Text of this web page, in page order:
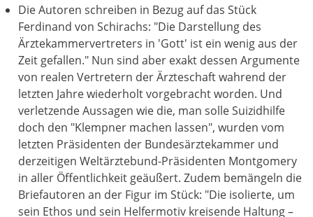
Die Autoren schreiben in Bezug auf das Stück
Ferdinand von Schirachs: "Die Darstellung des
Ärztekammervertreters in 'Gott' ist ein wenig aus der
Zeit gefallen." Nun sind aber exakt dessen Argumente
von realen Vertretern der Ärzteschaft wahrend der
letzten Jahre wiederholt vorgebracht worden. Und
verletzende Aussagen wie die, man solle Suizidhilfe
doch den "Klempner machen lassen", wurden vom
letzten Präsidenten der Bundesärztekammer und
derzeitigen Weltärztebund-Präsidenten Montgomery
in aller Öffentlichkeit geäußert. Zudem bemängeln die
Briefautoren an der Figur im Stück: "Die isolierte, um
sein Ethos und sein Helfermotiv kreisende Haltung –